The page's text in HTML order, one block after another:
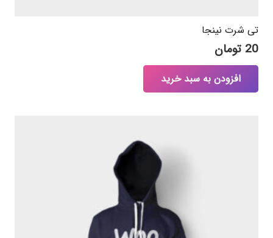
تی شرت نینجا
20 تومان
افزودن به سبد خرید